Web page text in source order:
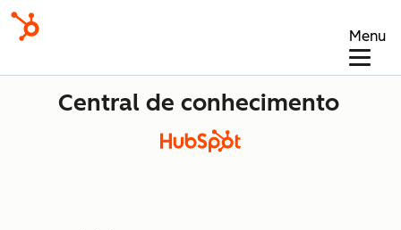
Menu
Central de conhecimento